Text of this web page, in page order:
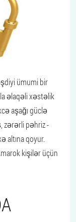
ümumi bir
əlaqəli xəstəlik
aşağı güclə
zərərli pəhriz -
altına qoyur.
kişilər üçün